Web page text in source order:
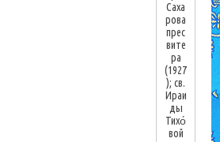
Саха
рова
прес
вите
ра
(1927
); св.
Ираи
ды
Тихо́
вой